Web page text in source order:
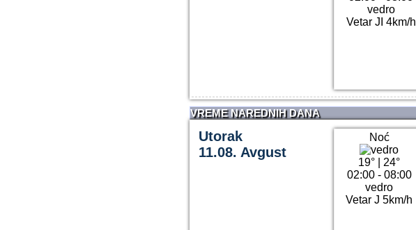
vedro
Vetar JI 4km/h
VREME NAREDNIH DANA
Utorak
11.08. Avgust
Noć
19°
24°
02:00 - 08:00
vedro
Vetar J 5km/h